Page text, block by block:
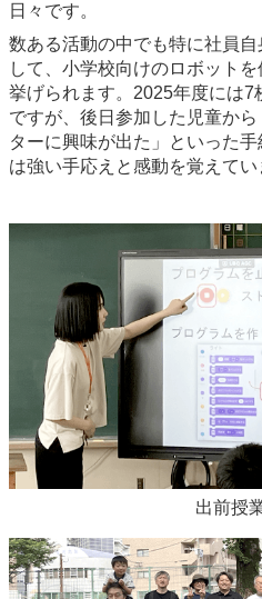
日々です。
数ある活動の中でも特に社員
して、小学校向けのロボット
挙げられます。2025年度には
ですが、後日参加した児童か
ターに興味が出た」といった
は強い手応えと感動を覚えてい
出前授